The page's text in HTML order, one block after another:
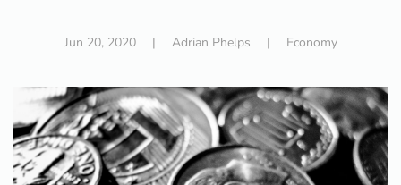
Jun 20, 2020| Adrian Phelps | Economy